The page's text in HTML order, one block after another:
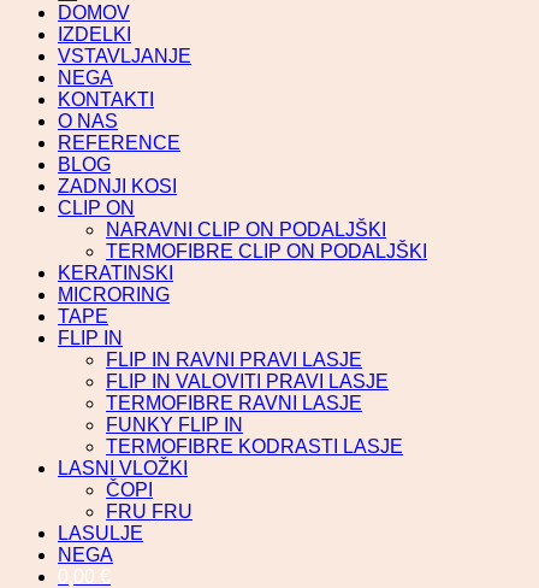
DOMOV
IZDELKI
VSTAVLJANJE
NEGA
KONTAKTI
O NAS
REFERENCE
BLOG
ZADNJI KOSI
CLIP ON
NARAVNI CLIP ON PODALJŠKI
TERMOFIBRE CLIP ON PODALJŠKI
KERATINSKI
MICRORING
TAPE
FLIP IN
FLIP IN RAVNI PRAVI LASJE
FLIP IN VALOVITI PRAVI LASJE
TERMOFIBRE RAVNI LASJE
FUNKY FLIP IN
TERMOFIBRE KODRASTI LASJE
LASNI VLOŽKI
ČOPI
FRU FRU
LASULJE
NEGA
0,00 €